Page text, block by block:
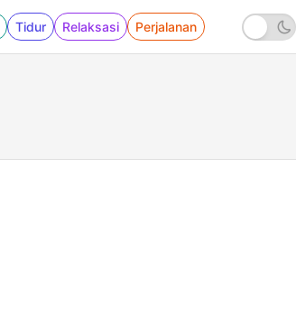
Tidur Relaksasi Perjalanan